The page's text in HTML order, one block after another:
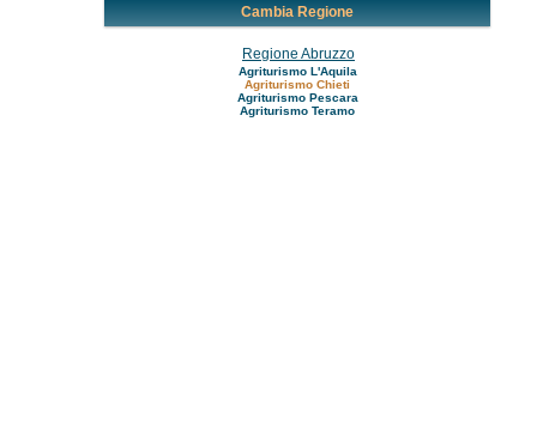
Cambia Regione
Regione Abruzzo
Agriturismo L'Aquila
Agriturismo Chieti
Agriturismo Pescara
Agriturismo Teramo